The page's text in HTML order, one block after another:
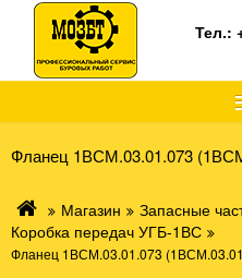
Тел.:
Фланец 1ВСМ.03.01.073
Магазин
Запасные
Коробка передач УГБ-1ВС
Фланец 1ВСМ.03.01.073